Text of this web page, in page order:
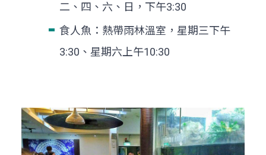
二、四、六、日，下午3:30
食人魚：熱帶雨林溫室，星期三下午
3:30、星期六上午10:30